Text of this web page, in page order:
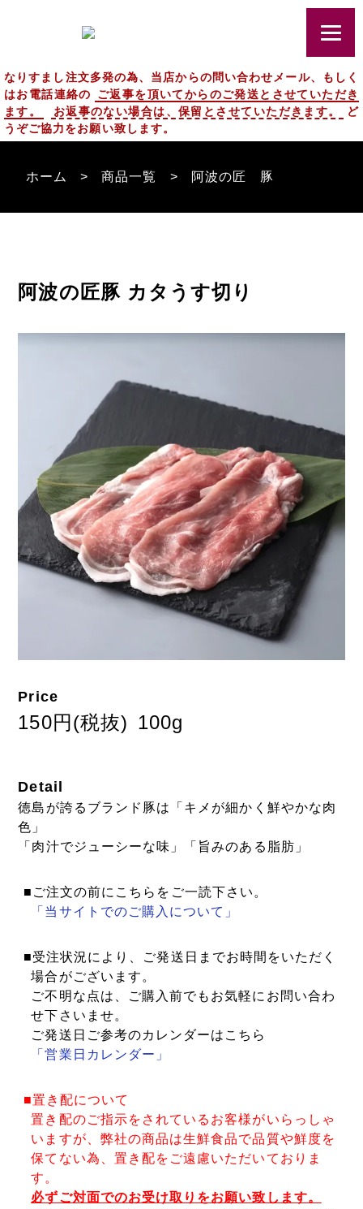
なりすまし注文多発の為、当店からの問い合わせメール、もしく
はお電話連絡の
ご返事を頂いてからのご発送とさせていただき
ます。
お返事のない場合は、保留とさせていただきます。
ど
うぞご協力をお願い致します。
ホーム 商品一覧 阿波の匠 豚
阿波の匠豚 カタうす切り
Price
150円(税抜) 100g
Detail
徳島が誇るブランド豚は「キメが細かく鮮やかな肉
色」
「肉汁でジューシーな味」「旨みのある脂肪」
■ご注文の前にこちらをご一読下さい。
「当サイトでのご購入について」
■受注状況により、ご発送日までお時間をいただく
場合がございます。
ご不明な点は、ご購入前でもお気軽にお問い合わ
せ下さいませ。
ご発送日ご参考のカレンダーはこちら
「営業日カレンダー」
■置き配について
置き配のご指示をされているお客様がいらっしゃ
いますが、弊社の商品は生鮮食品で品質や鮮度を
保てない為、置き配をご遠慮いただいておりま
す。
必ずご対面でのお受け取りをお願い致します。